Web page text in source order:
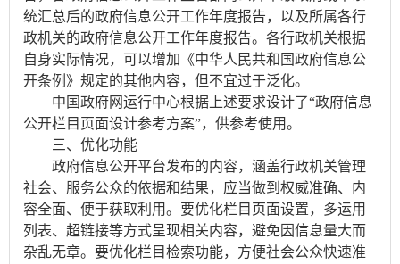
统汇总后的政府信息公开工作年度报告，以及所属各行
政机关的政府信息公开工作年度报告。各行政机关根据
自身实际情况，可以增加《中华人民共和国政府信息公
开条例》规定的其他内容，但不宜过于泛化。
中国政府网运行中心根据上述要求设计了“政府信息
公开栏目页面设计参考方案”，供参考使用。
三、优化功能
政府信息公开平台发布的内容，涵盖行政机关管理
社会、服务公众的依据和结果，应当做到权威准确、内
容全面、便于获取利用。要优化栏目页面设置，多运用
列表、超链接等方式呈现相关内容，避免因信息量大而
杂乱无章。要优化栏目检索功能，方便社会公众快速准